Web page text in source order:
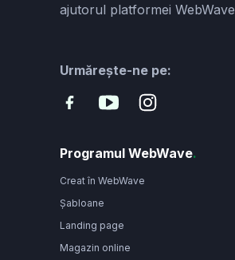
Programul WebWave.
Creat în WebWave
Șabloane
Landing page
Magazin online
ajutorul platformei WebWave
Urmărește-ne pe: